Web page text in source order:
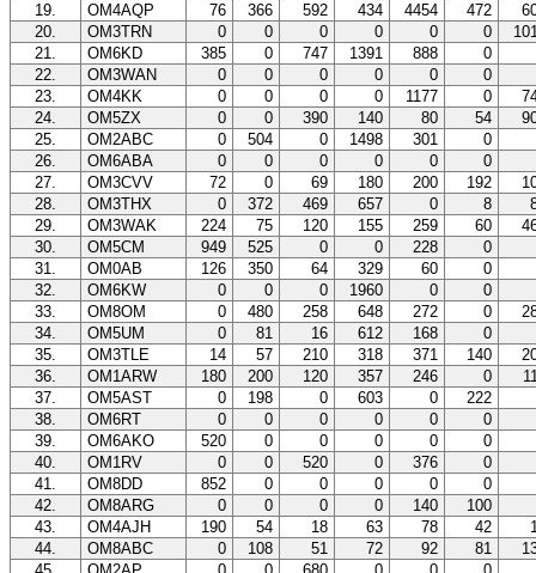
19.
OM4AQP 76 366 592 434 4454 472
20.
OM3TRN 0 0 0 0 0 0
21.
OM6KD 385 0 747 1391 888 0
22.
OM3WAN 0 0 0 0 0 0
23.
OM4KK 0 0 0 0 1177 0
24.
OM5ZX 0 0 390 140 80 54
25.
OM2ABC 0 504 0 1498 301 0
26.
OM6ABA 0 0 0 0 0 0
27.
OM3CVV 72 0 69 180 200 192
28.
OM3THX 0 372 469 657 0 8
29.
OM3WAK 224 75 120 155 259 60
30.
OM5CM 949 525 0 0 228 0
31.
OM0AB 126 350 64 329 60 0
32.
OM6KW 0 0 0 1960 0 0
33.
OM8OM 0 480 258 648 272 0
34.
OM5UM 0 81 16 612 168 0
35.
OM3TLE 14 57 210 318 371 140
36.
OM1ARW 180 200 120 357 246 0
37.
OM5AST 0 198 0 603 0 222
38.
OM6RT 0 0 0 0 0 0
39.
OM6AKO 520 0 0 0 0 0
40.
OM1RV 0 0 520 0 376 0
41.
OM8DD 852 0 0 0 0 0
42.
OM8ARG 0 0 0 0 140 100
43.
OM4AJH 190 54 18 63 78 42
44.
OM8ABC 0 108 51 72 92 81